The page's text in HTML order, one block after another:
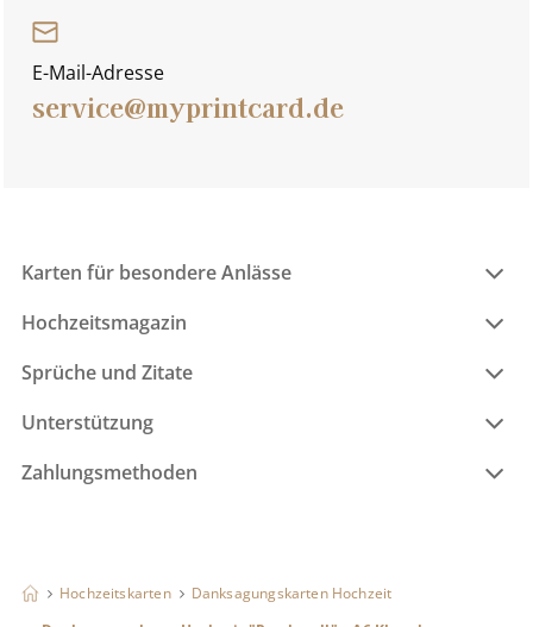
E-Mail-Adresse
service@myprintcard.de
Karten für besondere Anlässe
Hochzeitsmagazin
Sprüche und Zitate
Unterstützung
Zahlungsmethoden
Hochzeitskarten
Danksagungskarten Hochzeit